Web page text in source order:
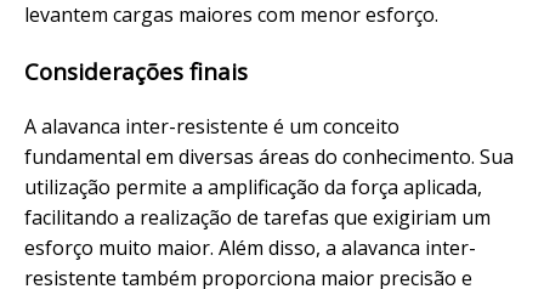
levantem cargas maiores com menor esforço.
Considerações finais
A alavanca inter-resistente é um conceito
fundamental em diversas áreas do conhecimento. Sua
utilização permite a amplificação da força aplicada,
facilitando a realização de tarefas que exigiriam um
esforço muito maior. Além disso, a alavanca inter-
resistente também proporciona maior precisão e